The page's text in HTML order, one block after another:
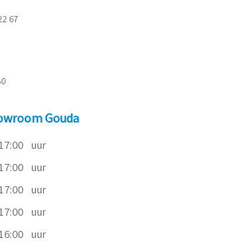
67
Gouda
uur
uur
uur
uur
uur